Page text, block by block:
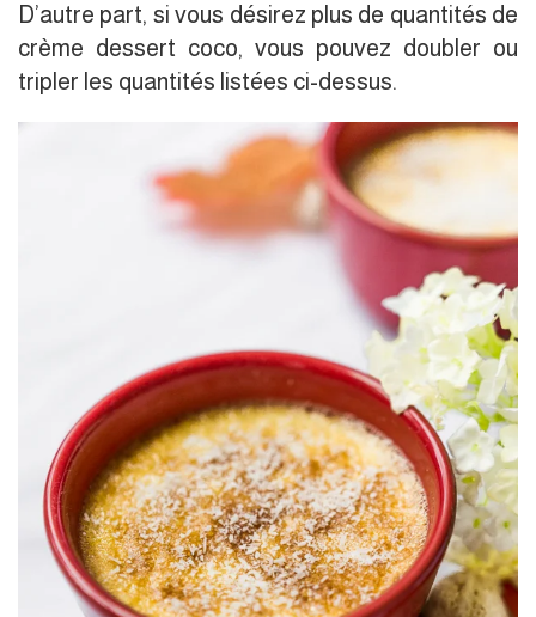
D’autre part, si vous désirez plus de quantités de
crème dessert coco, vous pouvez doubler ou
tripler les quantités listées ci-dessus.